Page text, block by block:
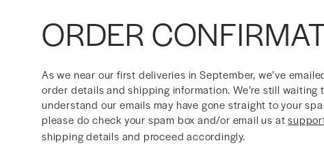
ORDER
As we near our first deliveries in September, we’ve
order details and shipping information. We’re still waiting
understand our emails may have gone straight to your
please do check your spam box and/or email us at
shipping details and proceed accordingly.